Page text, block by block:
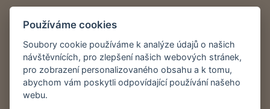
+420 774 913 777
asociace@streetwork.cz
Nastavení cookies
Restartshop.cz
Používáme cookies
Soubory cookie používáme k analýze údajů o našich
návštěvnících, pro zlepšení našich webových stránek,
pro zobrazení personalizovaného obsahu a k tomu,
abychom vám poskytli odpovídající používání našeho
webu.